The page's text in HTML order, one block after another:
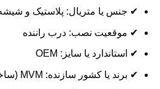
✔ جنس یا متریال: پلاستیک و
✔ موقعیت نصب: درب راننده
✔ استاندارد یا سایز: OEM
✔ برند یا کشور سازنده: MVM (ساخت چین)